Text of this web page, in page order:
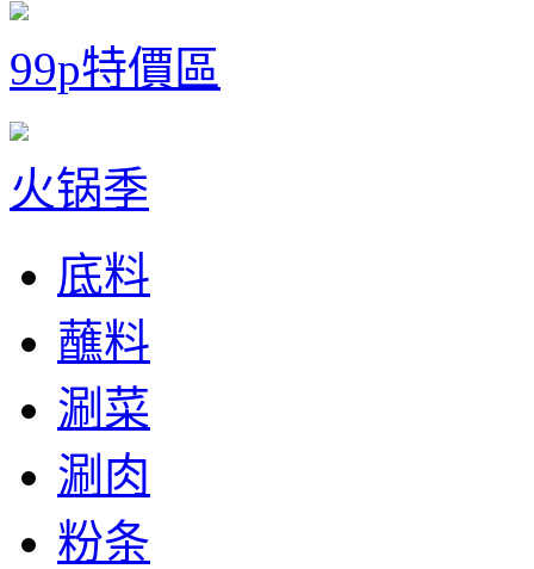
99p特價區
火锅季
底料
蘸料
涮菜
涮肉
粉条